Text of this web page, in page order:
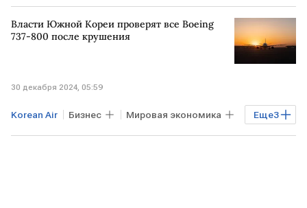
ВАШИНГТОН
Власти Южной Кореи проверят все Boeing
737-800 после крушения
30 декабря 2024, 05:59
Еще3
Korean Air Бизнес Мировая экономика
ЮЖНАЯ КОРЕЯ БАНГКОК